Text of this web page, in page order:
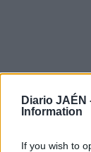
Diario JAÉN
Information
If you wish to